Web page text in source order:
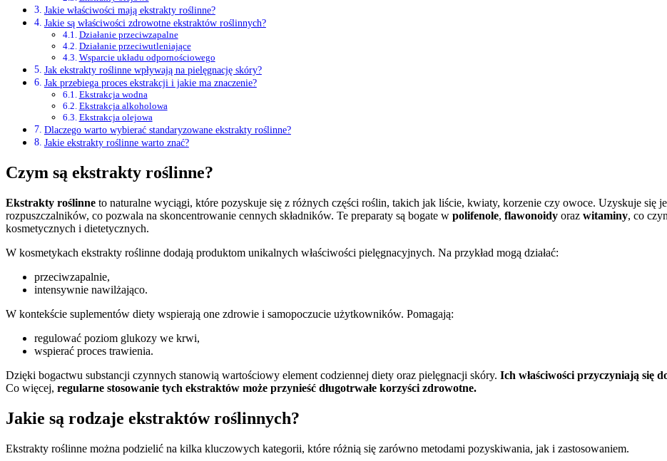
Jakie właściwości mają ekstrakty roślinne?
Jakie są właściwości zdrowotne ekstraktów roślinnych?
Działanie przeciwzapalne
Działanie przeciwutleniające
Wsparcie układu odpornościowego
Jak ekstrakty roślinne wpływają na pielęgnację skóry?
Jak przebiega proces ekstrakcji i jakie ma znaczenie?
Ekstrakcja wodna
Ekstrakcja alkoholowa
Ekstrakcja olejowa
Dlaczego warto wybierać standaryzowane ekstrakty roślinne?
Jakie ekstrakty roślinne warto znać?
Czym są ekstrakty roślinne?
Ekstrakty roślinne to naturalne wyciągi, które pozyskuje się z różnych części roślin, takich jak liście, kwiaty, korzenie czy owoce. Uzyskuje się
rozpuszczalników, co pozwala na skoncentrowanie cennych składników. Te preparaty są bogate w polifenole, flawonoidy oraz witaminy, co
kosmetycznych i dietetycznych.
W kosmetykach ekstrakty roślinne dodają produktom unikalnych właściwości pielęgnacyjnych. Na przykład mogą działać:
przeciwzapalnie,
intensywnie nawilżająco.
W kontekście suplementów diety wspierają one zdrowie i samopoczucie użytkowników. Pomagają:
regulować poziom glukozy we krwi,
wspierać proces trawienia.
Dzięki bogactwu substancji czynnych stanowią wartościowy element codziennej diety oraz pielęgnacji skóry. Ich właściwości przyczyniają się
Co więcej, regularne stosowanie tych ekstraktów może przynieść długotrwałe korzyści zdrowotne.
Jakie są rodzaje ekstraktów roślinnych?
Ekstrakty roślinne można podzielić na kilka kluczowych kategorii, które różnią się zarówno metodami pozyskiwania, jak i zastosowaniem.